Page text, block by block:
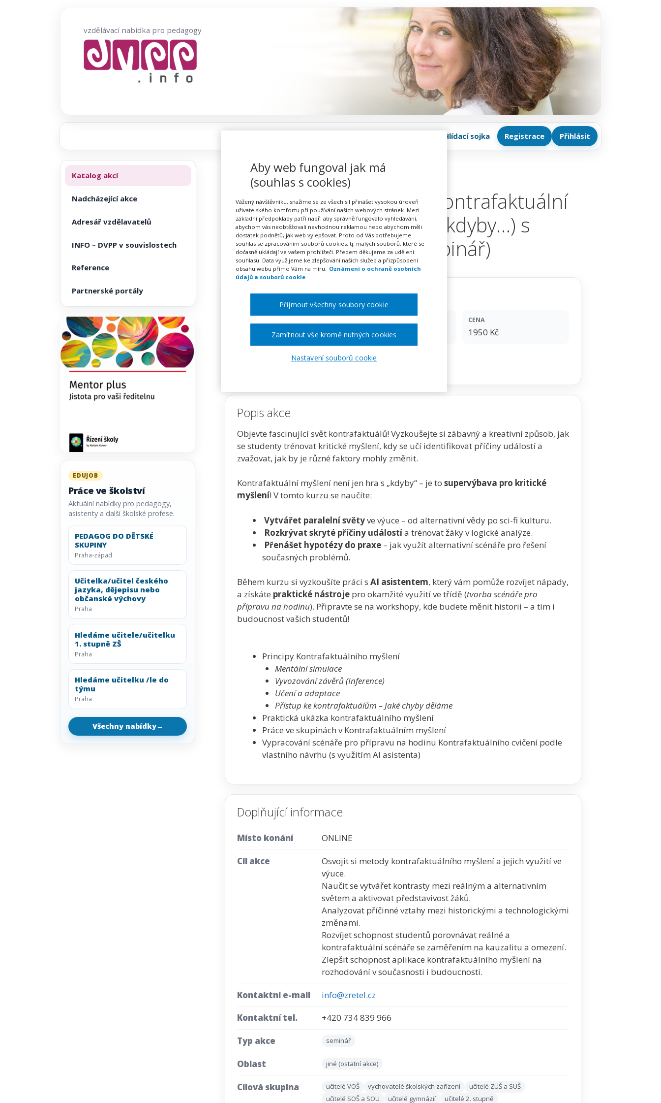
vzdělávací nabídka pro pedagogy
Hlídací sojka Registrace Přihlásit
Kurz kritického myšlení kontrafaktuální
metodou (Co by se stalo, kdyby…) s
využitím AI-asistenta (webinář)
PořádáZřetel, s.r.o.
25. 11. 2026 ONLINE
CENA
1950 Kč
Zobrazit akci na webu pořadatele
Popis akce
Objevte fascinující svět kontrafaktuálů! Vyzkoušejte si zábavný a kreativní způsob, jak
se studenty trénovat kritické myšlení, kdy se učí identifikovat příčiny událostí a
zvažovat, jak by je různé faktory mohly změnit.
Kontrafaktuální myšlení není jen hra s „kdyby“ – je to supervýbava pro kritické
myšlení! V tomto kurzu se naučíte:
Vytvářet paralelní světyve výuce – od alternativní vědy po sci-fi kulturu.
Rozkrývat skryté příčiny událostía trénovat žáky v logické analýze.
Přenášet hypotézy do praxe – jak využít alternativní scénáře pro řešení
současných problémů.
Během kurzu si vyzkoušíte práci s AI asistentem, který vám pomůže rozvíjet nápady,
a získáte praktické nástroje pro okamžité využití ve třídě (tvorba scénáře pro
přípravu na hodinu). Připravte se na workshopy, kde budete měnit historii – a tím i
budoucnost vašich studentů!
Principy Kontrafaktuálního myšlení
Mentální simulace
Vyvozování závěrů (Inference)
Učení a adaptace
Přístup ke kontrafaktuálům – Jaké chyby děláme
Praktická ukázka kontrafaktuálního myšlení
Práce ve skupinách v Kontrafaktuálním myšlení
Vypracování scénáře pro přípravu na hodinu Kontrafaktuálního cvičení podle
vlastního návrhu (s využitím AI asistenta)
Doplňující informace
Místo konání ONLINE
Cíl akce
Osvojit si metody kontrafaktuálního myšlení a jejich využití ve
výuce.
Naučit se vytvářet kontrasty mezi reálným a alternativním
světem a aktivovat představivost žáků.
Analyzovat příčinné vztahy mezi historickými a technologickými
změnami.
Rozvíjet schopnost studentů porovnávat reálné a
kontrafaktuální scénáře se zaměřením na kauzalitu a omezení.
Zlepšit schopnost aplikace kontrafaktuálního myšlení na
rozhodování v současnosti i budoucnosti.
Kontaktní e-mail info@zretel.cz
Kontaktní tel. +420 734 839 966
Typ akce seminář
Oblast jiné (ostatní akce)
Cílová skupina učitelé VOŠ vychovatelé školských zařízení
učitelé ZUŠ a SUŠ
učitelé SOŠ a SOU
učitelé gymnázií učitelé 2. stupně
Katalog akcí
Nadcházející akce
Adresář vzdělavatelů
INFO – DVPP v souvislostech
Reference
Partnerské portály
EDUJOB
Práce ve školství
Aktuální nabídky pro pedagogy,
asistenty a další školské profese.
PEDAGOG DO DĚTSKÉ
SKUPINY
Praha-západ
Učitelka/učitel českého
jazyka, dějepisu nebo
občanské výchovy
Praha
Hledáme učitele/učitelku
1. stupně ZŠ
Praha
Hledáme učitelku /le do
týmu
Praha
Všechny nabídky→
Aby web fungoval jak má
(souhlas s cookies)
Vážený návštěvníku, snažíme se ze všech sil přinášet vysokou úroveň
uživatelského komfortu při používání našich webových stránek. Mezi
základní předpoklady patří např. aby správně fungovalo vyhledávání,
abychom vás neobtěžovali nevhodnou reklamou nebo abychom měli
dostatek podnětů, jak web vylepšovat. Proto od Vás potřebujeme
souhlas se zpracováním souborů cookies, tj. malých souborů, které se
dočasně ukládají ve vašem prohlížeči. Předem děkujeme za udělení
souhlasu. Data využijeme ke zlepšování našich služeb a přizpůsobení
obsahu webu přímo Vám na míru.
Oznámení o ochraně osobních
údajů a souborů cookie
Nastavení souborů cookie
Zamítnout vše kromě nutných cookies
Přijmout všechny soubory cookie